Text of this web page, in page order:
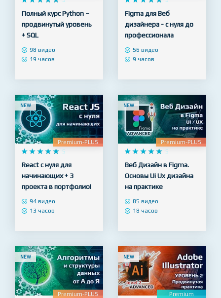
Полный курс Python –
продвинутый уровень
+ SQL
98 видео
19 часов
Figma для Веб
дизайнера - с нуля до
профессионала
56 видео
9 часов
NEW
Premium-PLUS
    
     5
React с нуля для
начинающих + 3
проекта в портфолио!
94 видео
13 часов
NEW
Premium-PLUS
    
     5
Веб Дизайн в Figma.
Основы Ui Ux дизайна
на практике
85 видео
18 часов
NEW
Premium-PLUS
NEW
Premium